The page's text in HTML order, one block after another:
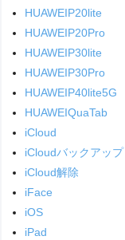
HUAWEIP20lite
HUAWEIP20Pro
HUAWEIP30lite
HUAWEIP30Pro
HUAWEIP40lite5G
HUAWEIQuaTab
iCloud
iCloudバックアップ
iCloud解除
iFace
iOS
iPad